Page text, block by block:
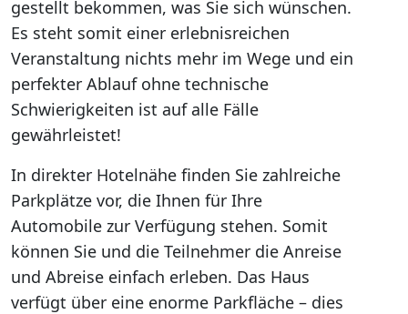
gestellt bekommen, was Sie sich wünschen.
Es steht somit einer erlebnisreichen
Veranstaltung nichts mehr im Wege und ein
perfekter Ablauf ohne technische
Schwierigkeiten ist auf alle Fälle
gewährleistet!
In direkter Hotelnähe finden Sie zahlreiche
Parkplätze vor, die Ihnen für Ihre
Automobile zur Verfügung stehen. Somit
können Sie und die Teilnehmer die Anreise
und Abreise einfach erleben. Das Haus
verfügt über eine enorme Parkfläche – dies